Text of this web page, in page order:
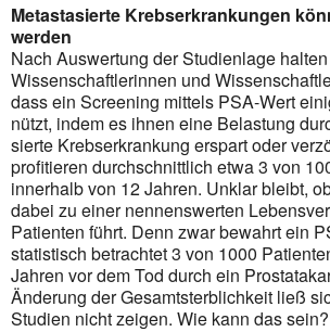
Metastasierte Krebserkrankungen
werden
Nach Auswertung der Studienlage
Wissenschaftlerinnen und
dass ein Screening mittels PSA-Wert
nützt, indem es ihnen eine Belastung
sierte Krebserkrankung erspart oder
profitieren durchschnittlich etwa 3 von
innerhalb von 12 Jahren. Unklar bleibt,
dabei zu einer nennenswerten
Patienten führt. Denn zwar bewahrt ein
statistisch betrachtet 3 von 1000
Jahren vor dem Tod durch ein
Änderung der Gesamtsterblichkeit ließ
Studien nicht zeigen. Wie kann das